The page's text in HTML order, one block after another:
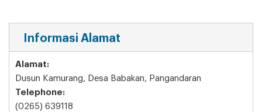
Informasi Alamat
Alamat:
Dusun Kamurang, Desa Babakan, Pangandaran
Telephone:
(0265) 639118